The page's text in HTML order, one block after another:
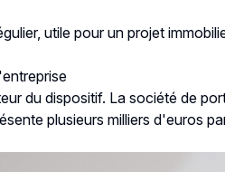
utile pour un projet
du dispositif. La société de
plusieurs milliers d'euros